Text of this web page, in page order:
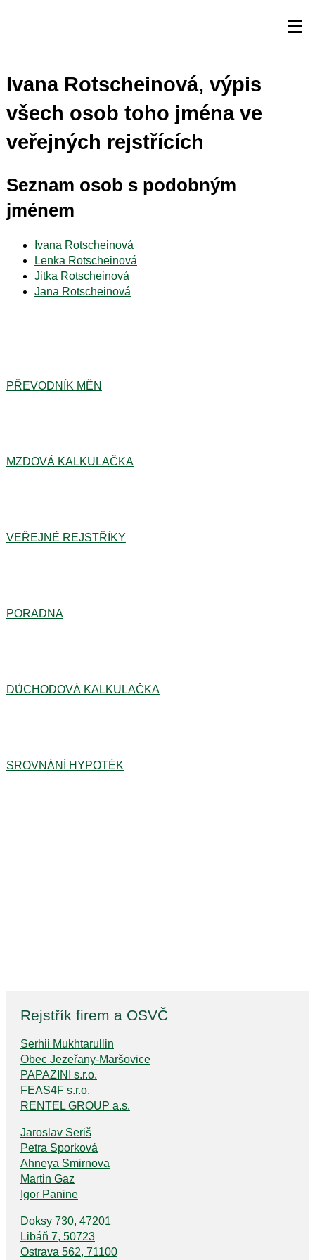
Ivana Rotscheinová, výpis
všech osob toho jména ve
veřejných rejstřících
Seznam osob s podobným
jménem
Ivana Rotscheinová
Lenka Rotscheinová
Jitka Rotscheinová
Jana Rotscheinová
PŘEVODNÍK MĚN
MZDOVÁ KALKULAČKA
VEŘEJNÉ REJSTŘÍKY
PORADNA
DŮCHODOVÁ KALKULAČKA
SROVNÁNÍ HYPOTÉK
Rejstřík firem a OSVČ
Serhii Mukhtarullin
Obec Jezeřany-Maršovice
PAPAZINI s.r.o.
FEAS4F s.r.o.
RENTEL GROUP a.s.
Jaroslav Seriš
Petra Sporková
Ahneya Smirnova
Martin Gaz
Igor Panine
Doksy 730, 47201
Libáň 7, 50723
Ostrava 562, 71100